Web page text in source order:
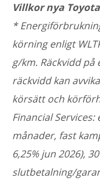
Villkor nya
*
körning enligt
g/km. Räckvidd på
räckvidd kan
körsätt och
Financial Services:
månader, fast
6,25% jun 2026),
slutbetalning/